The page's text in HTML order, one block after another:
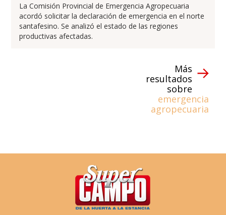
La Comisión Provincial de Emergencia Agropecuaria
acordó solicitar la declaración de emergencia en el norte
santafesino. Se analizó el estado de las regiones
productivas afectadas.
Más
resultados
sobre
emergencia
agropecuaria